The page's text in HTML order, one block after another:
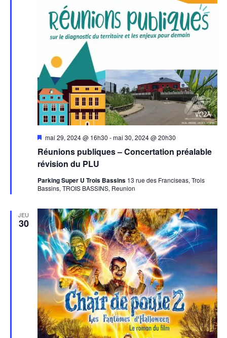
Réunions publiques – Concertation préalable
révision du PLU
Mis
avant
mai 29, 2024 @ 16h30 -mai 30, 2024 @ 20h30
Parking Super U Trois Bassins 13 rue des Franciseas, Trois
Bassins, TROIS BASSINS, Reunion
JEU
30